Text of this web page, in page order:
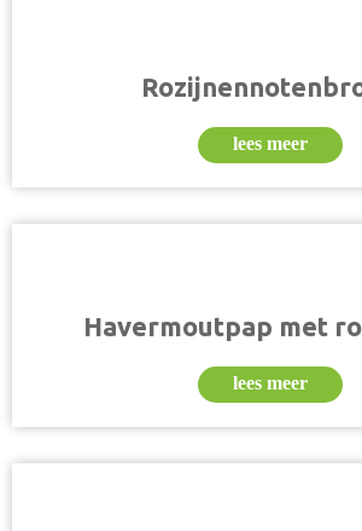
lees meer
Havermoutpap met
lees meer